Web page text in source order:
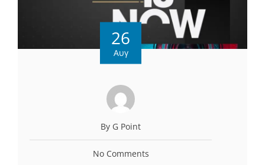
26
Αυγ
By G Point
No Comments